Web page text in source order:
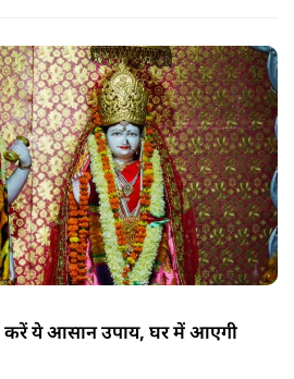
करें ये आसान उपाय, घर में आएगी